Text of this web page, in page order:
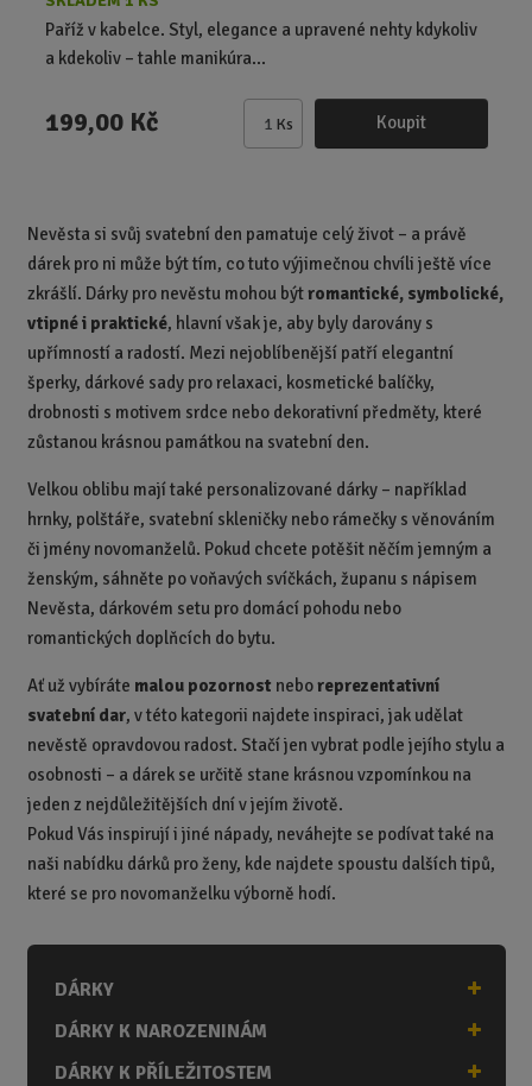
Paříž v kabelce. Styl, elegance a upravené nehty kdykoliv
a kdekoliv – tahle manikúra...
199,00 Kč
Z
i
t
p
o
č
Ks Koupit
Nevěsta si svůj svatební den pamatuje celý život – a právě
dárek pro ni může být tím, co tuto výjimečnou chvíli ještě více
zkrášlí. Dárky pro nevěstu mohou býtromantické, symbolické,
vtipné i praktické, hlavní však je, aby byly darovány s
upřímností a radostí. Mezi nejoblíbenější patří elegantní
šperky, dárkové sady pro relaxaci, kosmetické balíčky,
drobnosti s motivem srdce nebo dekorativní předměty, které
zůstanou krásnou památkou na svatební den.
Velkou oblibu mají také personalizované dárky – například
hrnky, polštáře, svatební skleničky nebo rámečky s věnováním
či jmény novomanželů. Pokud chcete potěšit něčím jemným a
ženským, sáhněte po voňavých svíčkách, županu s nápisem
Nevěsta, dárkovém setu pro domácí pohodu nebo
romantických doplňcích do bytu.
Ať už vybíráte malou pozornost neboreprezentativní
svatební dar, v této kategorii najdete inspiraci, jak udělat
nevěstě opravdovou radost. Stačí jen vybrat podle jejího stylu a
osobnosti – a dárek se určitě stane krásnou vzpomínkou na
jeden z nejdůležitějších dní v jejím životě.
Pokud Vás inspirují i jiné nápady, neváhejte se podívat také na
naši nabídku dárků pro ženy, kde najdete spoustu dalších tipů,
které se pro novomanželku výborně hodí.
DÁRKY
DÁRKY K NAROZENINÁM
DÁRKY K PŘÍLEŽITOSTEM